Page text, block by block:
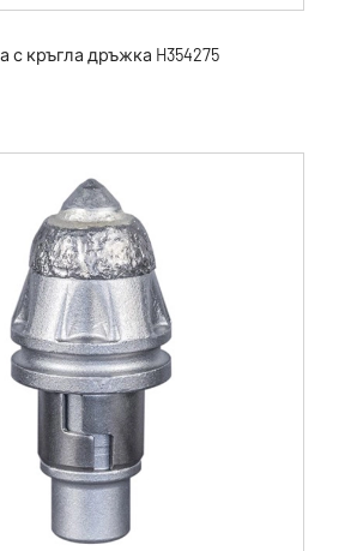
с кръгла дръжка H354275